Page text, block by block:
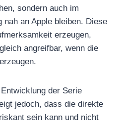
sondern auch im
nah an Apple bleiben. Diese
erzeugen,
angreifbar, wenn die
der Serie
jedoch, dass die direkte
sein kann und nicht